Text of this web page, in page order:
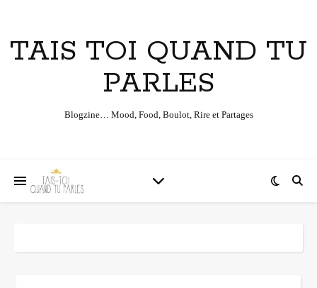
TAIS TOI QUAND TU
PARLES
Blogzine… Mood, Food, Boulot, Rire et Partages